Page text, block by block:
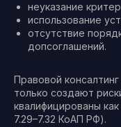
неуказание
использование
отсутствие
допсоглашений.
Правовой
только создают
квалифицированы
7.29–7.32 КоАП РФ).